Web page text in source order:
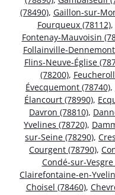
(78490), Gaillon-sur-
Fourqueux (78112),
Fontenay-Mauvoisin
Follainville-
Flins-Neuve-Église
(78200),
Évecquemont (78740),
Élancourt (78990),
Davron (78810),
Yvelines (78720),
sur-Seine (78290),
Courgent (78790),
Condé-sur-Vesgre
Clairefontaine-en-
Choisel (78460),